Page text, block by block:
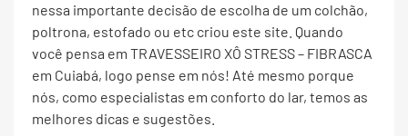
nessa importante decisão de escolha de um colchão,
poltrona, estofado ou etc criou este site. Quando
você pensa em TRAVESSEIRO XÔ STRESS – FIBRASCA
em Cuiabá, logo pense em nós! Até mesmo porque
nós, como especialistas em conforto do lar, temos as
melhores dicas e sugestões.